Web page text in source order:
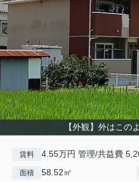
【外観】外はこの
賃料 4.55万円 管理/共益費
面積 58.52㎡